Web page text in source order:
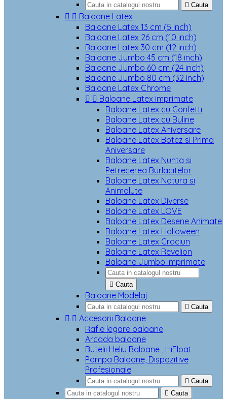
 Cauta
  Baloane Latex
Baloane Latex 13 cm (5 inch)
Baloane Latex 26 cm (10 inch)
Baloane Latex 30 cm (12 inch)
Baloane Jumbo 45 cm (18 inch)
Baloane Jumbo 60 cm (24 inch)
Baloane Jumbo 80 cm (32 inch)
Baloane Latex Chrome
  Baloane Latex imprimate
Baloane Latex cu Confetti
Baloane Latex cu Buline
Baloane Latex Aniversare
Baloane Latex Botez si Prima
Aniversare
Baloane Latex Nunta si
Petrecerea Burlacitelor
Baloane Latex Natura si
Animalute
Baloane Latex Diverse
Baloane Latex LOVE
Baloane Latex Desene Animate
Baloane Latex Halloween
Baloane Latex Craciun
Baloane Latex Revelion
Baloane Jumbo Imprimate
 Cauta
Baloane Modelaj
 Cauta
  Accesorii Baloane
Rafie legare baloane
Arcada baloane
Butelii Heliu Baloane , HiFloat
Pompa Baloane, Dispozitive
Profesionale
 Cauta
 Cauta